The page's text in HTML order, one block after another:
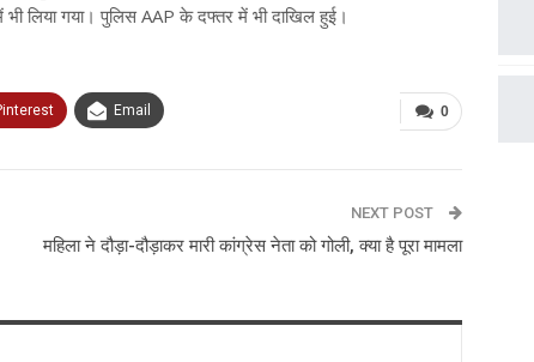
लिया गया। पुलिस AAP के दफ्तर में भी दाखिल हुई।
0
Email
NEXT POST
महिला ने दौड़ा-दौड़ाकर मारी कांग्रेस नेता को गोली, क्या है पूरा मामला